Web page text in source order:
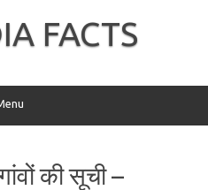
FACTS
की सूची –